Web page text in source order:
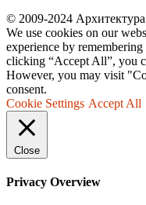
© 2009-2024
We use cookies on our
experience by
clicking “Accept All”, you
However, you may visit
consent.
Cookie Settings Accept All
Close
Privacy Overview